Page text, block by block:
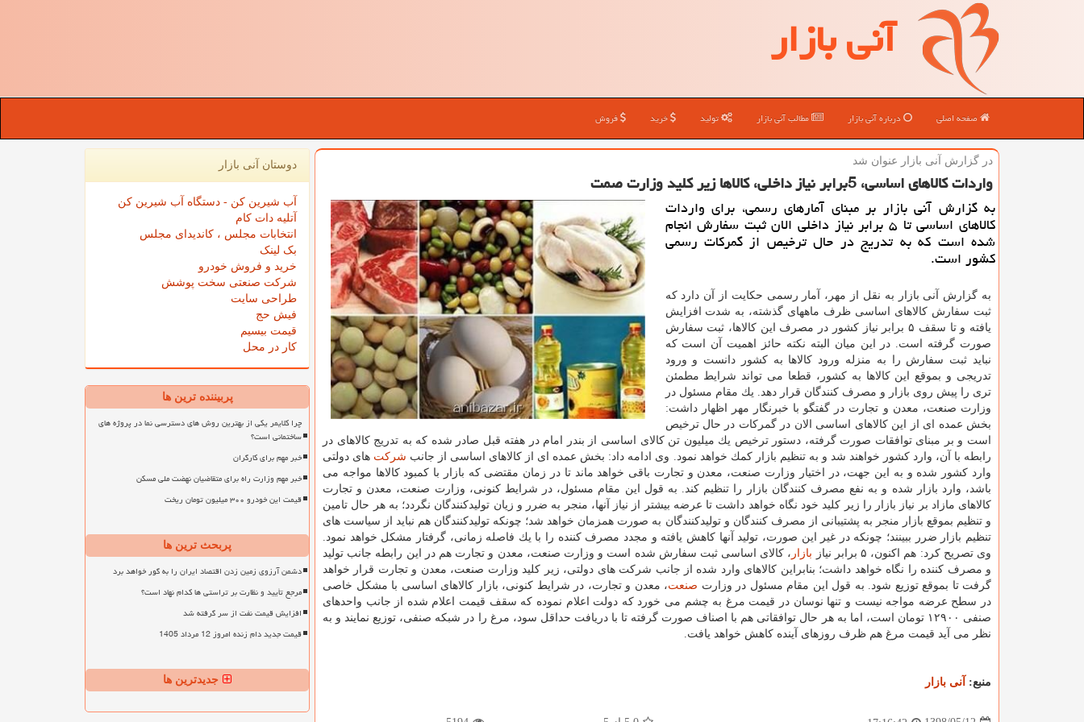
آنی بازار
صفحه اصلی درباره آنی بازار مطالب آنی بازار تولید خرید فروش
در گزارش آنی بازار عنوان شد
واردات كالاهای اساسی، 5برابر نیاز داخلی، كالاها زیر كلید وزارت صمت
به گزارش آنی بازار بر مبنای آمارهای رسمی، برای واردات
كالاهای اساسی تا ۵ برابر نیاز داخلی الان ثبت سفارش انجام
شده است كه به تدریج در حال ترخیص از گمركات رسمی
كشور است.
به گزارش آنی بازار به نقل از مهر، آمار رسمی حكایت از آن دارد كه
ثبت سفارش كالاهای اساسی ظرف ماههای گذشته، به شدت افزایش
یافته و تا سقف ۵ برابر نیاز كشور در مصرف این كالاها، ثبت سفارش
صورت گرفته است. در این میان البته نكته حائز اهمیت آن است كه
نباید ثبت سفارش را به منزله ورود كالاها به كشور دانست و ورود
تدریجی و بموقع این كالاها به كشور، قطعا می تواند شرایط مطمئن
تری را پیش روی بازار و مصرف كنندگان قرار دهد. یك مقام مسئول در
وزارت صنعت، معدن و تجارت در گفتگو با خبرنگار مهر اظهار داشت:
بخش عمده ای از این كالاهای اساسی الان در گمركات در حال ترخیص
است و بر مبنای توافقات صورت گرفته، دستور ترخیص یك میلیون تن كالای اساسی از بندر امام در هفته قبل صادر شده كه به تدریج كالاهای در
رابطه با آن، وارد كشور خواهند شد و به تنظیم بازار كمك خواهد نمود. وی ادامه داد: بخش عمده ای از كالاهای اساسی از جانب شركت های دولتی
وارد كشور شده و به این جهت، در اختیار وزارت صنعت، معدن و تجارت باقی خواهد ماند تا در زمان مقتضی كه بازار با كمبود كالاها مواجه می
باشد، وارد بازار شده و به نفع مصرف كنندگان بازار را تنظیم كند. به قول این مقام مسئول، در شرایط كنونی، وزارت صنعت، معدن و تجارت
كالاهای مازاد بر نیاز بازار را زیر كلید خود نگاه خواهد داشت تا عرضه بیشتر از نیاز آنها، منجر به ضرر و زیان تولیدكنندگان نگردد؛ به هر حال تامین
و تنظیم بموقع بازار منجر به پشتیبانی از مصرف كنندگان و تولیدكنندگان به صورت همزمان خواهد شد؛ چونكه تولیدكنندگان هم نباید از سیاست های
تنظیم بازار ضرر ببینند؛ چونكه در غیر این صورت، تولید آنها كاهش یافته و مجدد مصرف كننده را با یك فاصله زمانی، گرفتار مشكل خواهد نمود.
وی تصریح كرد: هم اكنون، ۵ برابر نیاز
بازار ، كالای اساسی ثبت سفارش شده است و وزارت صنعت، معدن و تجارت هم در این رابطه جانب تولید
و مصرف كننده را نگاه خواهد داشت؛ بنابراین كالاهای وارد شده از جانب شركت های دولتی، زیر كلید وزارت صنعت، معدن و تجارت قرار خواهد
گرفت تا بموقع توزیع شود. به قول این مقام مسئول در وزارت صنعت، معدن و تجارت، در شرایط كنونی، بازار كالاهای اساسی با مشكل خاصی
در سطح عرضه مواجه نیست و تنها نوسان در قیمت مرغ به چشم می خورد كه دولت اعلام نموده كه سقف قیمت اعلام شده از جانب واحدهای
صنفی ۱۲۹۰۰ تومان است، اما به هر حال توافقاتی هم با اصناف صورت گرفته تا با دریافت حداقل سود، مرغ را در شبكه صنفی، توزیع نمایند و به
نظر می آید قیمت مرغ هم ظرف روزهای آینده كاهش خواهد یافت.
منبع: آنی بازار
دوستان آنی بازار
آب شیرین کن - دستگاه آب شیرین کن
آتلیه دات کام
انتخابات مجلس ، کاندیدای مجلس
بک لینک
خرید و فروش خودرو
شرکت صنعتی سخت پوشش
طراحی سایت
فیش حج
قیمت بیسیم
کار در محل
پربیننده ترین ها
چرا کلایمر یکی از بهترین روش های دسترسی نما در پروژه های
ساختمانی است؟
خبر مهم برای کارگران
خبر مهم وزارت راه برای متقاضیان نهضت ملی مسکن
قیمت این خودرو ۳۰۰ میلیون تومان ریخت
پربحث ترین ها
دشمن آرزوی زمین زدن اقتصاد ایران را به گور خواهد برد
مرجع تأیید و نظارت بر تراستی ها کدام نهاد است؟
افزایش قیمت نفت از سر گرفته شد
قیمت جدید دام زنده امروز 12 مرداد 1405
جدیدترین ها